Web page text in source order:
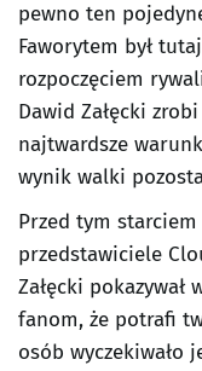
pewno ten
Faworytem był
rozpoczęciem
Dawid Załęcki
najtwardsze
wynik walki
Przed tym
przedstawiciele
Załęcki
fanom, że potrafi
osób wyczekiwało